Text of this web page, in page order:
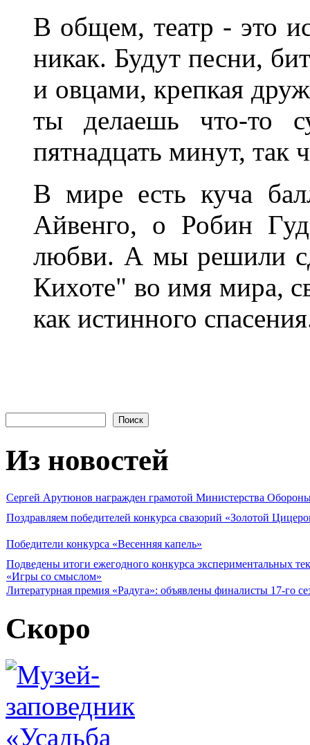
В общем, театр - это
никак. Будут песни,
и овцами, крепкая
ты делаешь что-то
пятнадцать минут, так
В мире есть куча
Айвенго, о Робин
любви. А мы решили
Кихоте" во имя мира,
как истинного
Форма поиска
Из новостей
Сергей Арутюнов награжден грамотой Министерства
Поздравляем победителей конкурса свазорий «Золотой
Победители конкурса «Весенняя капель»
Подведены итоги ежегодного конкурса экспериментальных
«Игры со смыслом»
Литературная премия «Радуга»: объявлены финалисты 17-го
Скоро